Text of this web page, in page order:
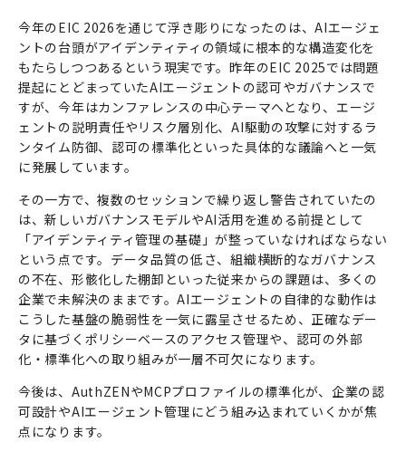
今年のEIC 2026を通じて浮き彫りになったのは、AIエージェ
ントの台頭がアイデンティティの領域に根本的な構造変化を
もたらしつつあるという現実です。昨年のEIC 2025では問題
提起にとどまっていたAIエージェントの認可やガバナンスで
すが、今年はカンファレンスの中心テーマへとなり、エージ
ェントの説明責任やリスク層別化、AI駆動の攻撃に対するラ
ンタイム防御、認可の標準化といった具体的な議論へと一気
に発展しています。
その一方で、複数のセッションで繰り返し警告されていたの
は、新しいガバナンスモデルやAI活用を進める前提として
「アイデンティティ管理の基礎」が整っていなければならない
という点です。データ品質の低さ、組織横断的なガバナンス
の不在、形骸化した棚卸といった従来からの課題は、多くの
企業で未解決のままです。AIエージェントの自律的な動作は
こうした基盤の脆弱性を一気に露呈させるため、正確なデー
タに基づくポリシーベースのアクセス管理や、認可の外部
化・標準化への取り組みが一層不可欠になります。
今後は、AuthZENやMCPプロファイルの標準化が、企業の認
可設計やAIエージェント管理にどう組み込まれていくかが焦
点になります。